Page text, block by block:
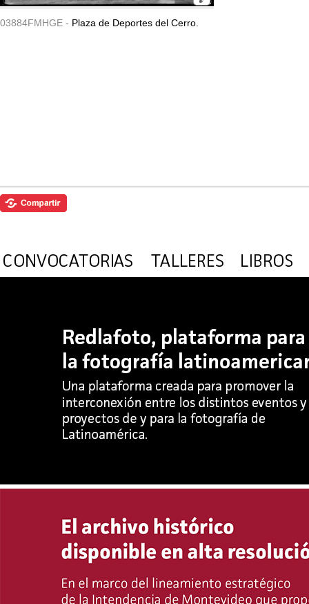
03884FMHGE - Plaza de Deportes del Cerro.